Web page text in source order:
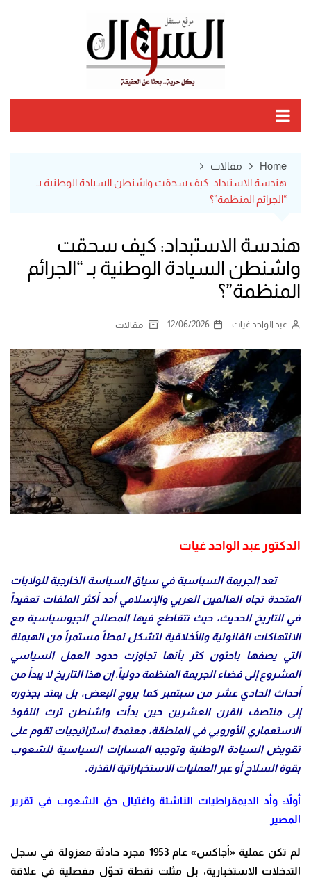
Home
مقالات
هندسة الاستبداد: كيف سحقت واشنطن السيادة الوطنية بـ
“الجرائم المنظمة”؟
هندسة الاستبداد: كيف سحقت
واشنطن السيادة الوطنية بـ “الجرائم
المنظمة”؟
عبد الواحد غيات 12/06/2026 مقالات
الدكتور عبد الواحد غيات
تعد الجريمة السياسية في سياق السياسة الخارجية للولايات
المتحدة تجاه العالمين العربي والإسلامي أحد أكثر الملفات تعقيداً
في التاريخ الحديث، حيث تتقاطع فيها المصالح الجيوسياسية مع
الانتهاكات القانونية والأخلاقية لتشكل نمطاً مستمراً من الهيمنة
التي يصفها باحثون كثر بأنها تجاوزت حدود العمل السياسي
المشروع إلى فضاء الجريمة المنظمة دولياً. إن هذا التاريخ لا يبدأ من
أحداث الحادي عشر من سبتمبر كما يروج البعض، بل يمتد بجذوره
إلى منتصف القرن العشرين حين بدأت واشنطن ترث النفوذ
الاستعماري الأوروبي في المنطقة، معتمدة استراتيجيات تقوم على
تقويض السيادة الوطنية وتوجيه المسارات السياسية للشعوب
بقوة السلاح أو عبر العمليات الاستخباراتية القذرة.
أولاً: وأد الديمقراطيات الناشئة واغتيال حق الشعوب في تقرير
المصير
لم تكن عملية «أجاكس» عام 1953 مجرد حادثة معزولة في سجل
التدخلات الاستخبارية، بل مثلت نقطة تحوّل مفصلية في علاقة